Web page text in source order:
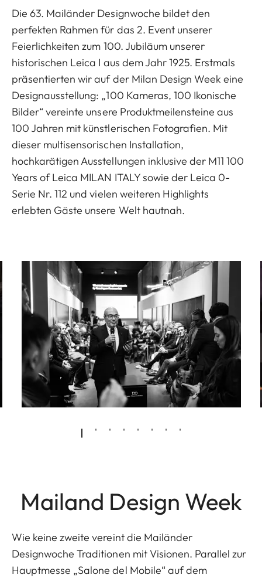
Die 63. Mailänder Designwoche bildet den
perfekten Rahmen für das 2. Event unserer
Feierlichkeiten zum 100. Jubiläum unserer
historischen Leica I aus dem Jahr 1925. Erstmals
präsentierten wir auf der Milan Design Week eine
Designausstellung: „100 Kameras, 100 Ikonische
Bilder“ vereinte unsere Produktmeilensteine aus
100 Jahren mit künstlerischen Fotografien. Mit
dieser multisensorischen Installation,
hochkarätigen Ausstellungen inklusive der M11 100
Years of Leica MILAN ITALY sowie der Leica 0-
Serie Nr. 112 und vielen weiteren Highlights
erlebten Gäste unsere Welt hautnah.
Mailand Design Week
Wie keine zweite vereint die Mailänder
Designwoche Traditionen mit Visionen. Parallel zur
Hauptmesse „Salone del Mobile“ auf dem